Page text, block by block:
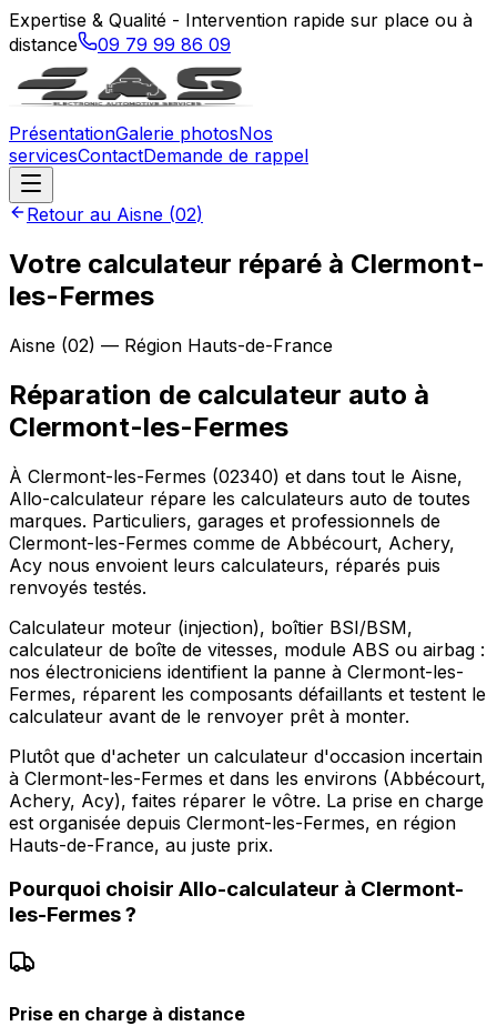
Expertise & Qualité - Intervention rapide sur place ou à
distance
09 79 99 86 09
PrésentationGalerie photosNos
servicesContactDemande de rappel
Retour au Aisne (02)
Votre calculateur réparé à Clermont-
les-Fermes
Aisne (02) — Région Hauts-de-France
Réparation de calculateur auto à
Clermont-les-Fermes
À Clermont-les-Fermes (02340) et dans tout le Aisne,
Allo-calculateur répare les calculateurs auto de toutes
marques. Particuliers, garages et professionnels de
Clermont-les-Fermes comme de Abbécourt, Achery,
Acy nous envoient leurs calculateurs, réparés puis
renvoyés testés.
Calculateur moteur (injection), boîtier BSI/BSM,
calculateur de boîte de vitesses, module ABS ou airbag :
nos électroniciens identifient la panne à Clermont-les-
Fermes, réparent les composants défaillants et testent le
calculateur avant de le renvoyer prêt à monter.
Plutôt que d'acheter un calculateur d'occasion incertain
à Clermont-les-Fermes et dans les environs (Abbécourt,
Achery, Acy), faites réparer le vôtre. La prise en charge
est organisée depuis Clermont-les-Fermes, en région
Hauts-de-France, au juste prix.
Pourquoi choisir Allo-calculateur à Clermont-
les-Fermes?
Prise en charge à distance